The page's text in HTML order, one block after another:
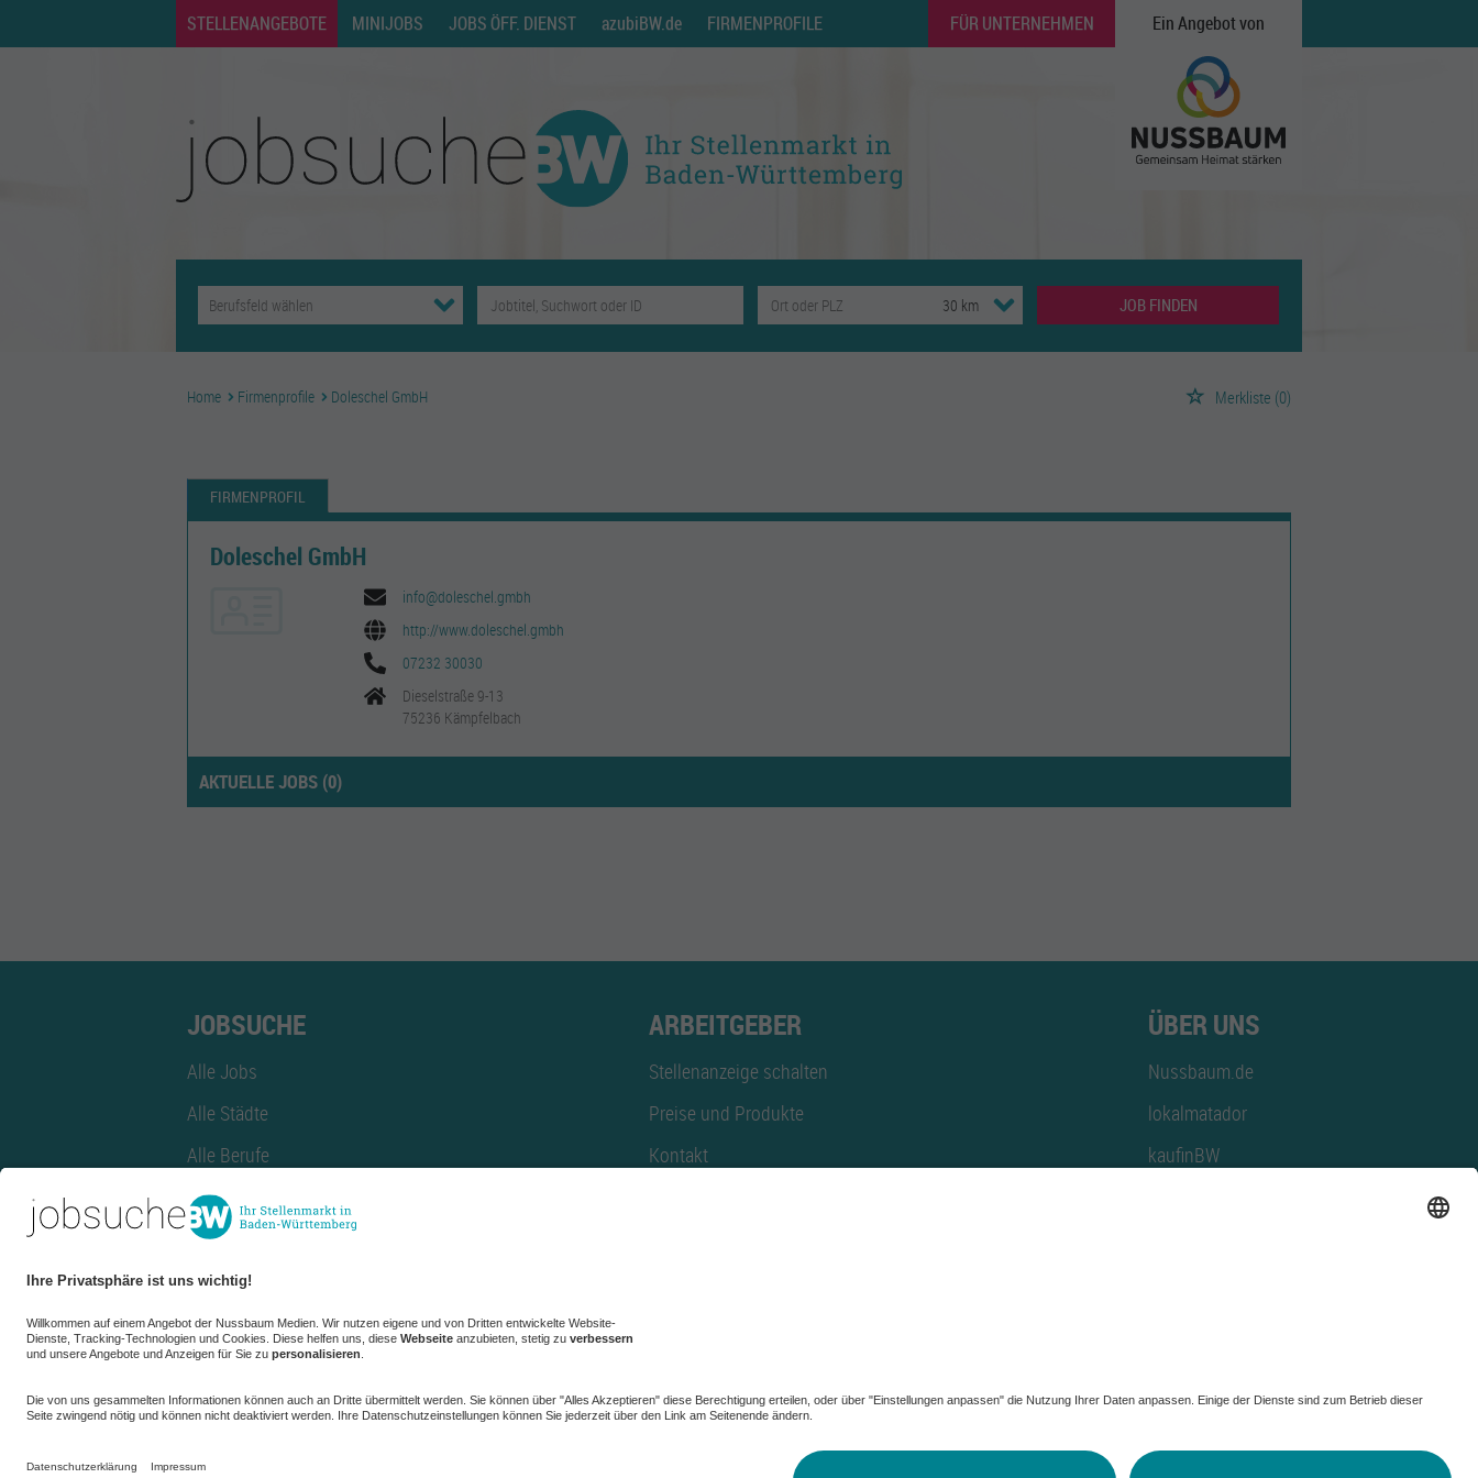
STELLENANGEBOTE MINIJOBS JOBS ÖFF. DIENST azubiBW.de FIRMENPROFILE FÜR UNTERNEHMEN Ein Angebot von
JOB FINDEN
Home Firmenprofile Doleschel GmbH Merkliste (0)
FIRMENPROFIL
Doleschel GmbH
info@doleschel.gmbh
http://www.doleschel.gmbh
07232 30030
Dieselstraße 9-13
75236 Kämpfelbach
AKTUELLE JOBS (0)
JOBSUCHE
Alle Jobs
Alle Städte
Alle Berufe
Alle Berufe nach Stadt
Alle Tätigkeitsbereiche
Alle Tätigkeitsbereiche nach Stadt
azubiBW.de
Minijobs
Firmenprofil
ARBEITGEBER
Stellenanzeige schalten
Preise und Produkte
Kontakt
ÜBER UNS
Nussbaum.de
lokalmatador
kaufinBW